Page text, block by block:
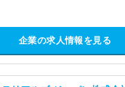
企業の求人情報を見る